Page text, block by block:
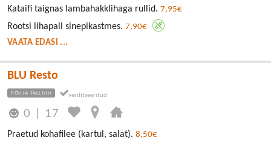
Kataifi taignas lambahakklihaga rullid. 7,95€
Rootsi lihapall sinepikastmes. 7,90€
VAATA EDASI ...
BLU Resto
PÕHJA-TALLINN
0 17
Praetud kohafilee (kartul, salat). 8,50€